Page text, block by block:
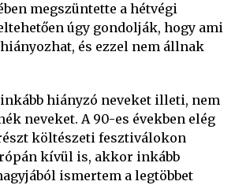
megszüntette a hétvégi
úgy gondolják, hogy ami
és ezzel nem állnak
hiányzó neveket illeti, nem
neveket. A 90-es években elég
költészeti fesztiválokon
kívül is, akkor inkább
ismertem a legtöbbet